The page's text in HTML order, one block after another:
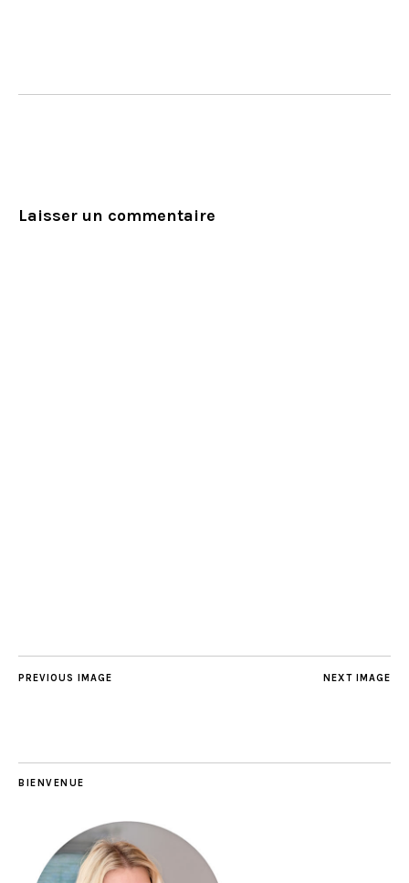
Laisser un commentaire
NEXT IMAGE
PREVIOUS IMAGE
BIENVENUE